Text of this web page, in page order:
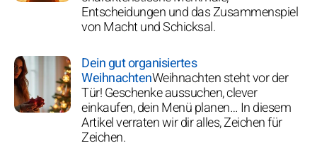
Entscheidungen und das Zusammenspiel
von Macht und Schicksal.
Dein gut organisiertes
WeihnachtenWeihnachten steht vor der
Tür! Geschenke aussuchen, clever
einkaufen, dein Menü planen… In diesem
Artikel verraten wir dir alles, Zeichen für
Zeichen.